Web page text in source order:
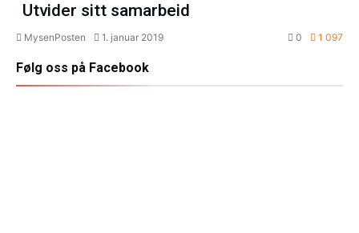
Utvider sitt samarbeid
MysenPosten 1. januar 2019 0 1 097
Følg oss på Facebook